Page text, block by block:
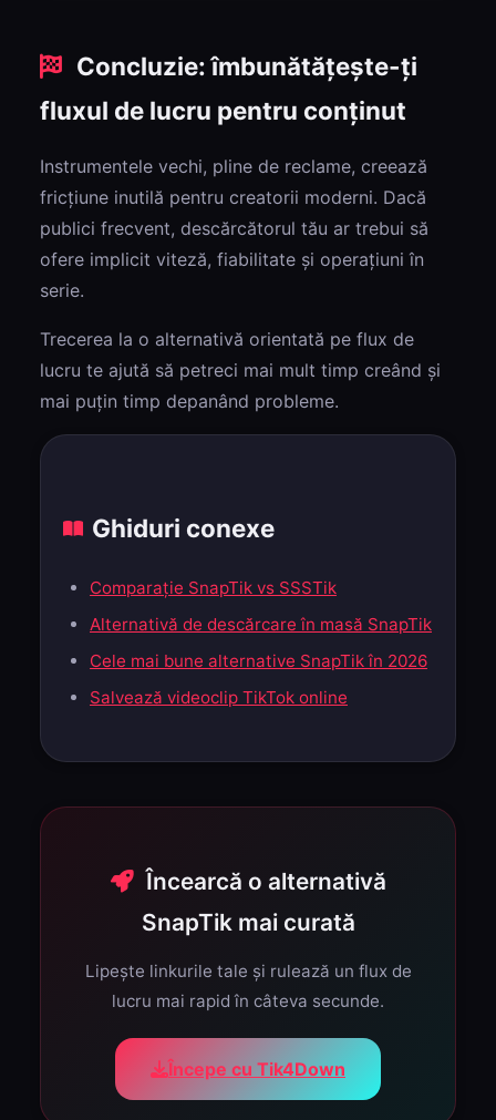
Concluzie: îmbunătățește-ți
fluxul de lucru pentru conținut
Instrumentele vechi, pline de reclame, creează
fricțiune inutilă pentru creatorii moderni. Dacă
publici frecvent, descărcătorul tău ar trebui să
ofere implicit viteză, fiabilitate și operațiuni în
serie.
Trecerea la o alternativă orientată pe flux de
lucru te ajută să petreci mai mult timp creând și
mai puțin timp depanând probleme.
Ghiduri conexe
Comparație SnapTik vs SSSTik
Alternativă de descărcare în masă SnapTik
Cele mai bune alternative SnapTik în 2026
Salvează videoclip TikTok online
Încearcă o alternativă
SnapTik mai curată
Lipește linkurile tale și rulează un flux de
lucru mai rapid în câteva secunde.
Începe cu Tik4Down